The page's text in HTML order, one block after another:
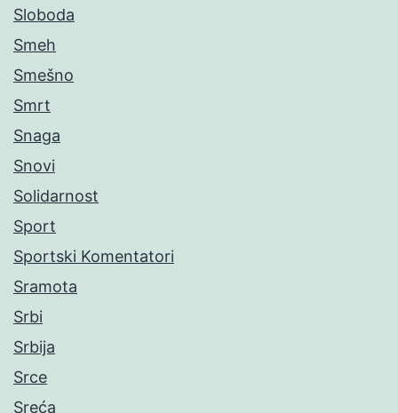
Sloboda
Smeh
Smešno
Smrt
Snaga
Snovi
Solidarnost
Sport
Sportski Komentatori
Sramota
Srbi
Srbija
Srce
Sreća